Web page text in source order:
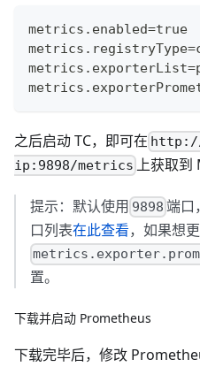
metrics.enabled=true
之后启动 TC，即可在
ip:9898/metrics 上获取到
提示：默认使用 9898 端口
口列表在此查看，如果想
置。
下载并启动 Prometheus
下载完毕后，修改